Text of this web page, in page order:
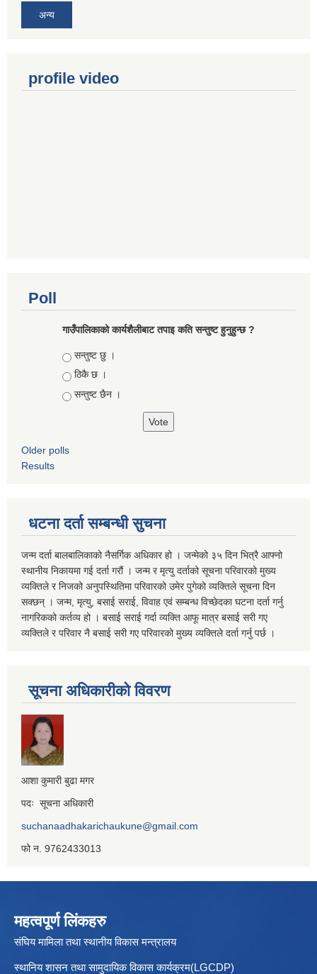
अन्य
profile video
Poll
गाउँपालिकाको कार्यशैलीबाट तपाइ कति सन्तुष्ट हुनुहुन्छ ?
Choices
सन्तुष्ट छु ।
ठिकै छ ।
सन्तुष्ट छैन ।
Older polls
Results
धटना दर्ता सम्बन्धी सुचना
जन्म दर्ता बालबालिकाको नैसर्गिक अधिकार हो । जन्मेको ३५ दिन भित्रै आफ्नो
स्थानीय निकायमा गई दर्ता गरौं । जन्म र मृत्यु दर्ताको सूचना परिवारको मुख्य
व्यक्तिले र निजको अनुपस्थितिमा परिवारको उमेर पुगेको व्यक्तिले सूचना दिन
सक्छन् । जन्म, मृत्यु, बसाई सराई, विवाह एवं सम्बन्ध विच्छेदका घटना दर्ता गर्नु
नागरिकको कर्तव्य हो । बसाई सराई गर्दा व्यक्ति आफू मात्र बसाई सरी गए
व्यक्तिले र परिवार नै बसाई सरी गए परिवारको मुख्य व्यक्तिले दर्ता गर्नु पर्छ ।
सूचना अधिकारीको विवरण
आशा कुमारी बुढा मगर
पदः सूचना अधिकारी
suchanaadhakarichaukune@gmail.com
फो न. 9762433013
महत्वपूर्ण लिंकहरु
संघिय मामिला तथा स्थानीय विकास मन्त्रालय
स्थानिय शासन तथा सामुदायिक विकास कार्यक्रम(LGCDP)